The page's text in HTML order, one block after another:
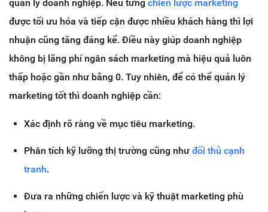
quản lý doanh nghiệp. Nếu từng chiến lược marketing
được tối ưu hóa và tiếp cận được nhiều khách hàng thì lợi
nhuận cũng tăng đáng kể. Điều này giúp doanh nghiệp
không bị lãng phí ngân sách marketing mà hiệu quả luôn
thấp hoặc gần như bằng 0. Tuy nhiên, để có thể quản lý
marketing tốt thì doanh nghiệp cần:
Xác định rõ ràng về mục tiêu marketing.
Phân tích kỹ lưỡng thị trường cũng nhưđối thủ cạnh
tranh.
Đưa ra những chiến lược và kỹ thuật marketing phù